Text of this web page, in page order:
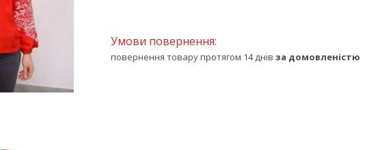
повернення товару протягом 14 днів за домовленістю